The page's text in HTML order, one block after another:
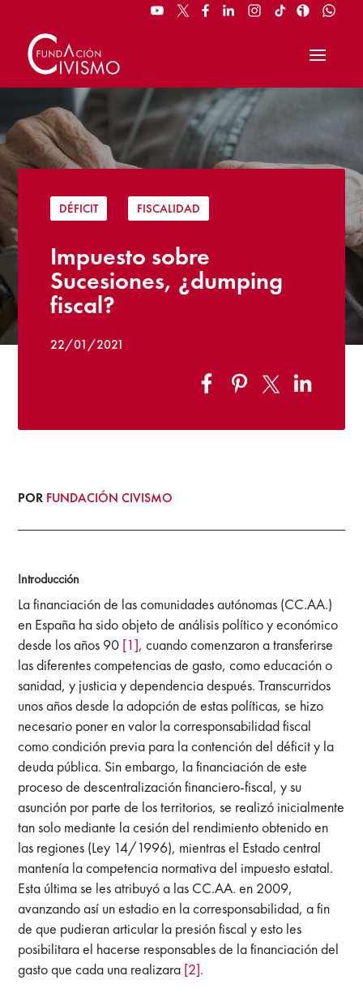
DÉFICIT FISCALIDAD
Impuesto sobre
Sucesiones, ¿dumping
fiscal?
22/01/2021
POR FUNDACIÓN CIVISMO
Introducción
La financiación de las comunidades autónomas (CC.AA.)
en España ha sido objeto de análisis político y económico
desde los años 90 [1], cuando comenzaron a transferirse
las diferentes competencias de gasto, como educación o
sanidad, y justicia y dependencia después. Transcurridos
unos años desde la adopción de estas políticas, se hizo
necesario poner en valor la corresponsabilidad fiscal
como condición previa para la contención del déficit y la
deuda pública. Sin embargo, la financiación de este
proceso de descentralización financiero-fiscal, y su
asunción por parte de los territorios, se realizó inicialmente
tan solo mediante la cesión del rendimiento obtenido en
las regiones (Ley 14/1996), mientras el Estado central
mantenía la competencia normativa del impuesto estatal.
Esta última se les atribuyó a las CC.AA. en 2009,
avanzando así un estadio en la corresponsabilidad, a fin
de que pudieran articular la presión fiscal y esto les
posibilitara el hacerse responsables de la financiación del
gasto que cada una realizara [2].